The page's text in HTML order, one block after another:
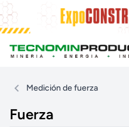
Medición de fuerza
Fuerza